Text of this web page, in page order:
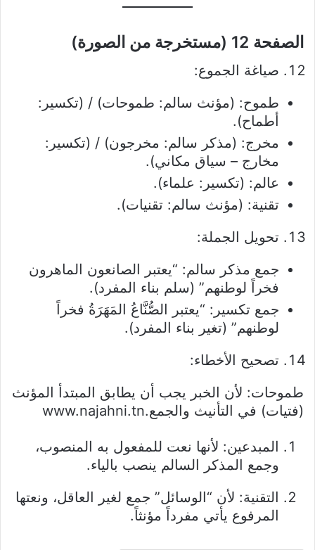
الصفحة 12 (مستخرجة من الصورة)
صياغة الجموع:
طموح: (مؤنث سالم: طموحات) / (تكسير:
أطماح).
مخرج: (مذكر سالم: مخرجون) / (تكسير:
مخارج – سياق مكاني).
عالم: (تكسير: علماء).
تقنية: (مؤنث سالم: تقنيات).
تحويل الجملة:
جمع مذكر سالم: “يعتبر الصانعون الماهرون
فخراً لوطنهم” (سلم بناء المفرد).
جمع تكسير: “يعتبر الصُّنَّاعُ المَهَرَةُ فخراً
لوطنهم” (تغير بناء المفرد).
تصحيح الأخطاء:
طموحات: لأن الخبر يجب أن يطابق المبتدأ المؤنث
(فتيات) في التأنيث والجمع.www.najahni.tn
المبدعين: لأنها نعت للمفعول به المنصوب،
وجمع المذكر السالم ينصب بالياء.
التقنية: لأن “الوسائل” جمع لغير العاقل، ونعتها
المرفوع يأتي مفرداً مؤنثاً.